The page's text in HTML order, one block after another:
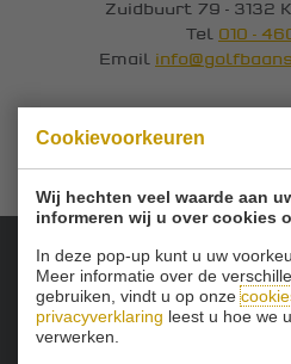
Cookievoorkeuren
Wij hechten veel waarde aan
informeren wij u over cookies
In deze pop-up kunt u uw
Meer informatie over de
gebruiken, vindt u op onze
privacyverklaring leest u hoe we
verwerken.
Zuidbuurt 79 - 3132
Tel 010 -
Email
Onze